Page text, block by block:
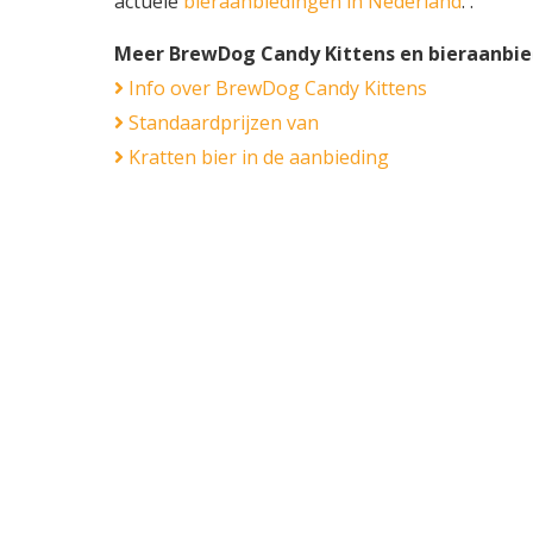
Meer BrewDog Candy Kittens en
Info over BrewDog Candy Kittens
Standaardprijzen van
Kratten bier in de aanbieding